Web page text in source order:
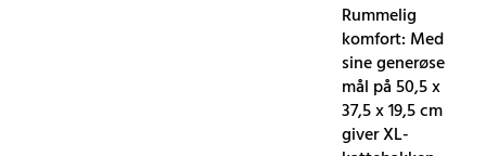
Rummelig
komfort: Med
sine generøse
mål på 50,5 x
37,5 x 19,5 cm
giver XL-